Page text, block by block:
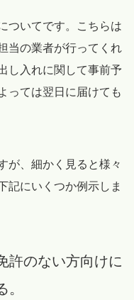
ついてです。こちらは
当の業者が行ってくれ
し入れに関して事前予
っては翌日に届けても
が、細かく見ると様々
記にいくつか例示しま
許のない方向けに